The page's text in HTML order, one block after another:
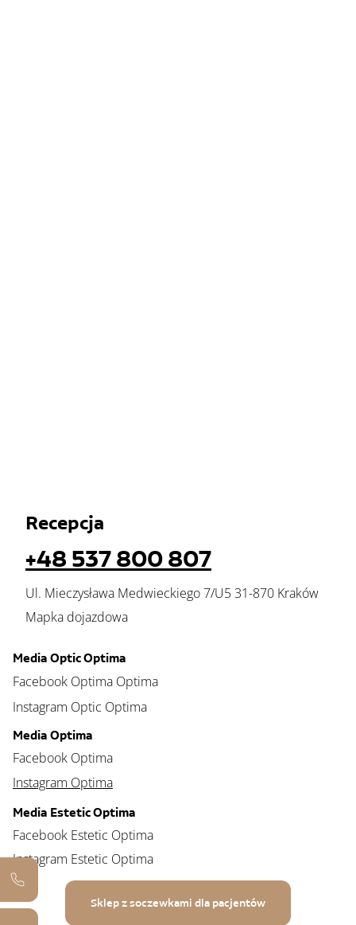
Recepcja
+48 537 800 807
Ul. Mieczysława Medwieckiego 7/U5 31-870 Kraków
Mapka dojazdowa
Media Optima
Facebook Optima
Instagram Optima
Media Optic Optima
Facebook Optima Optima
Instagram Optic Optima
Media Estetic Optima
Facebook Estetic Optima
Instagram Estetic Optima
Sklep z soczewkami dla pacjentów